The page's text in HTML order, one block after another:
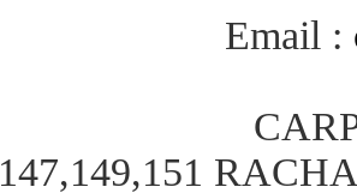
Email :
147,149,151